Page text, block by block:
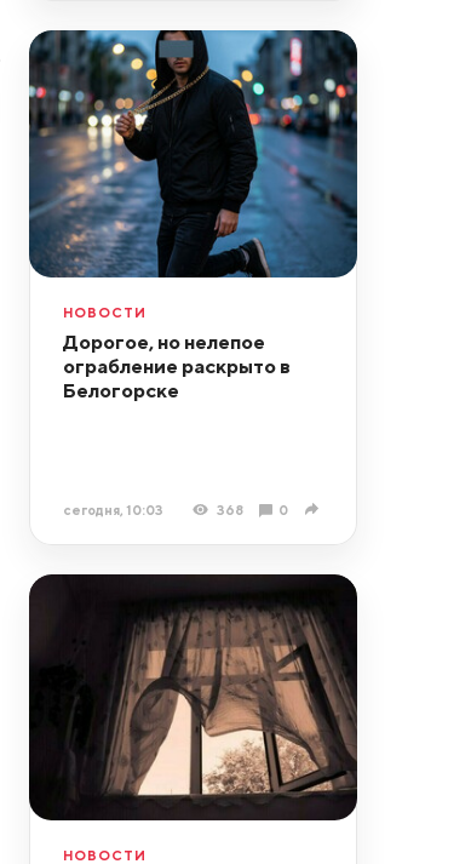
НОВОСТИ
Дорогое, но нелепое
ограбление раскрыто в
Белогорске
сегодня, 10:03 368 0
НОВОСТИ